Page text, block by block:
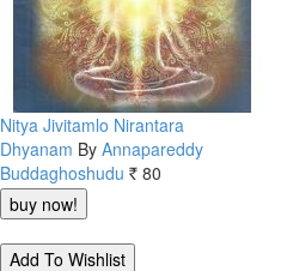
Nitya Jivitamlo Nirantara
Dhyanam By Annapareddy
Buddaghoshudu
Rs. 80